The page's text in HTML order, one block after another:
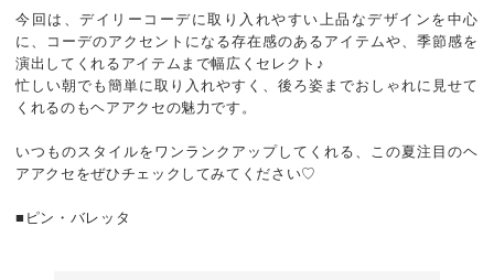
今回は、デイリーコーデに取り入れやすい上品なデザインを中心
に、コーデのアクセントになる存在感のあるアイテムや、季節感を
演出してくれるアイテムまで幅広くセレクト♪
忙しい朝でも簡単に取り入れやすく、後ろ姿までおしゃれに見せて
くれるのもヘアアクセの魅力です。
いつものスタイルをワンランクアップしてくれる、この夏注目のヘ
アアクセをぜひチェックしてみてください♡
■ピン・バレッタ